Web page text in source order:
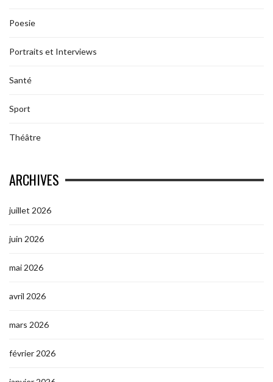
Poesie
Portraits et Interviews
Santé
Sport
Théâtre
ARCHIVES
juillet 2026
juin 2026
mai 2026
avril 2026
mars 2026
février 2026